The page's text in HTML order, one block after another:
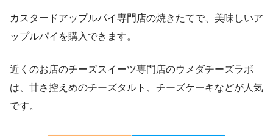
カスタードアップルパイ専門店の焼きたてで、美味しいア
ップルパイを購入できます。
近くのお店のチーズスイーツ専門店のウメダチーズラボ
は、甘さ控えめのチーズタルト、チーズケーキなどが人気
です。